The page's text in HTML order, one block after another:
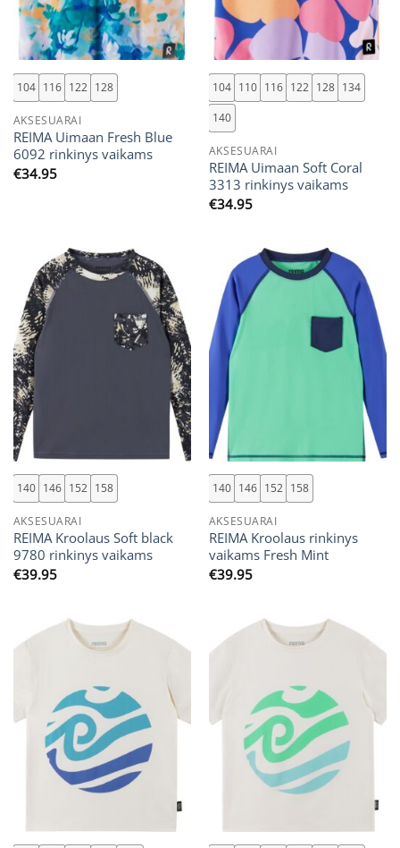
104 116 122 128
AKSESUARAI
REIMA Uimaan Fresh Blue
6092 rinkinys vaikams
€34.95
104 110 116 122 128 134
140
AKSESUARAI
REIMA Uimaan Soft Coral
3313 rinkinys vaikams
€34.95
140 146 152 158
AKSESUARAI
REIMA Kroolaus Soft black
9780 rinkinys vaikams
€39.95
140 146 152 158
AKSESUARAI
REIMA Kroolaus rinkinys
vaikams Fresh Mint
€39.95